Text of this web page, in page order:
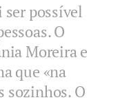
ser possível
O
Moreira e
que «na
sozinhos. O